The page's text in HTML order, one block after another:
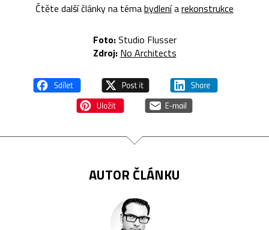
Čtěte další články na témabydleníarekonstrukce
Foto:Studio Flusser
Zdroj: No Architects
AUTOR ČLÁNKU